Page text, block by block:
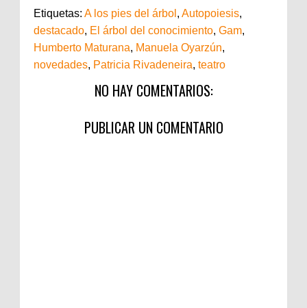
Etiquetas: A los pies del árbol , Autopoiesis,
destacado, El árbol del conocimiento, Gam,
Humberto Maturana, Manuela Oyarzún,
novedades, Patricia Rivadeneira, teatro
NO HAY COMENTARIOS:
PUBLICAR UN COMENTARIO